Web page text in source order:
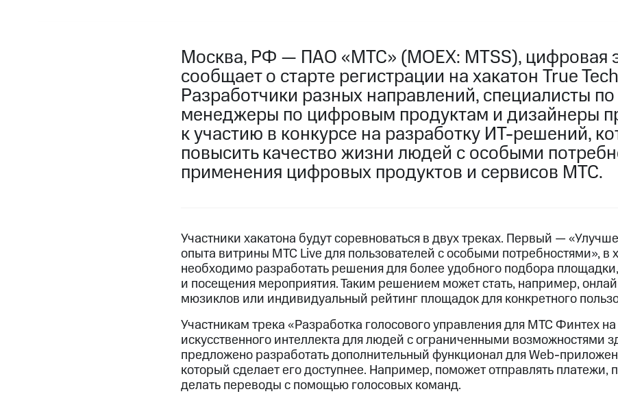
Москва, РФ — ПАО «МТС» (MOEX: MTSS), цифровая
сообщает о старте регистрации на хакатон True
Разработчики разных направлений, специалисты
менеджеры по цифровым продуктам и дизайнеры
к участию в конкурсе на разработку ИТ-решений,
повысить качество жизни людей с особыми
применения цифровых продуктов и сервисов МТС.
Участники хакатона будут соревноваться в двух треках. Первый —
опыта витрины МТС Live для пользователей с особыми потребностями», в
необходимо разработать решения для более удобного подбора
и посещения мероприятия. Таким решением может стать, например,
мюзиклов или индивидуальный рейтинг площадок для конкретного
Участникам трека «Разработка голосового управления для МТС Финтех
искусственного интеллекта для людей с ограниченными возможностями
предложено разработать дополнительный функционал для Web-
который сделает его доступнее. Например, поможет отправлять платежи,
делать переводы с помощью голосовых команд.